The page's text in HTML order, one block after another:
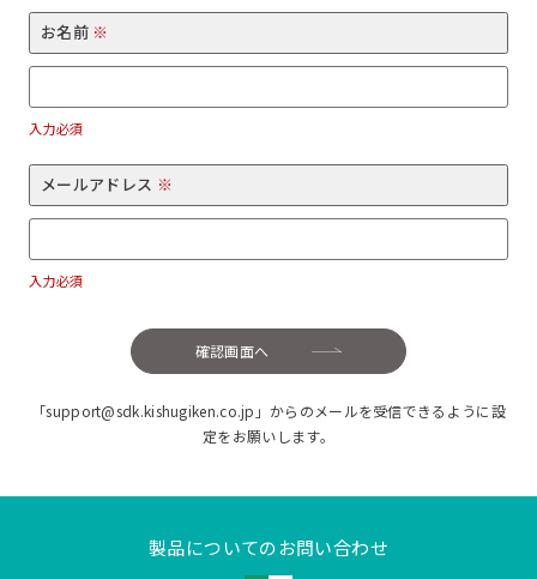
お名前 ※
入力必須
メールアドレス ※
入力必須
確認画面へ
「support@sdk.kishugiken.co.jp」からのメールを受信できるように設
定をお願いします。
製品についてのお問い合わせ